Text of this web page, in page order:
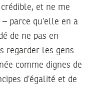
crédible, et ne me
parce qu’elle en a
de ne pas en
regarder les gens
comme dignes de
d’égalité et de